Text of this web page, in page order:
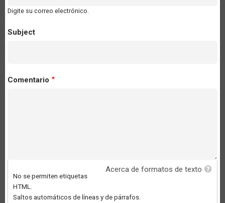
Digite su correo electrónico.
Subject
Comentario
Acerca de formatos de texto
No se permiten etiquetas
HTML.
Saltos automáticos de líneas y de párrafos.